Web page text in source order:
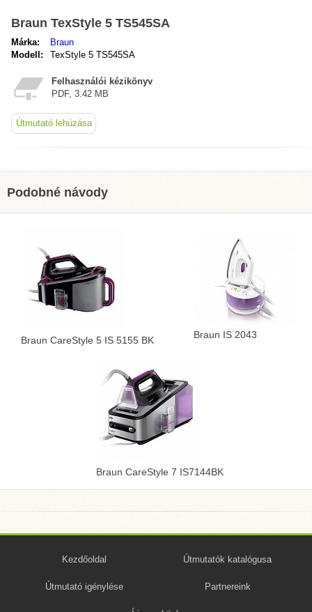
Braun TexStyle 5 TS545SA
Márka:
Braun
Modell:
TexStyle 5 TS545SA
Felhasználói kézikönyv
PDF, 3.42 MB
Útmutató lehúzása
Podobné návody
Braun CareStyle 5 IS 5155 BK Braun IS 2043
Braun CareStyle 7 IS7144BK
Kezdőoldal Útmutatók katalógusa
Útmutató igénylése Partnereink